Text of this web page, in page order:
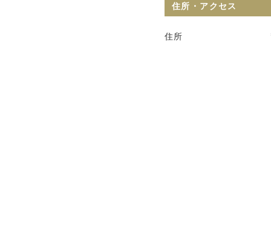
住所・アクセス
住所